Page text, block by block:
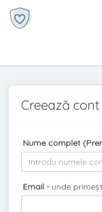
Creează cont
Nume complet
Email - unde